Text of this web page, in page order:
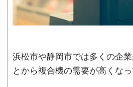
浜松市や静岡市では多くの企
とから複合機の需要が高くなっ